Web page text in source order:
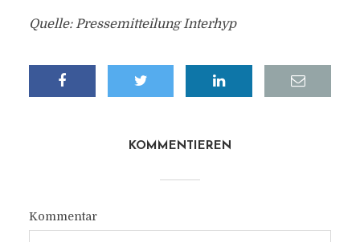
Quelle: Pressemitteilung Interhyp
KOMMENTIEREN
Kommentar